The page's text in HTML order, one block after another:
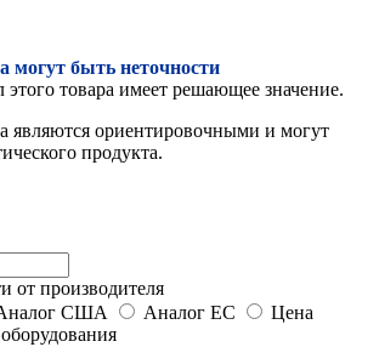
могут быть неточности
этого товара имеет решающее значение.
являются ориентировочными и могут
продукта.
от производителя
США Аналог ЕС
Цена